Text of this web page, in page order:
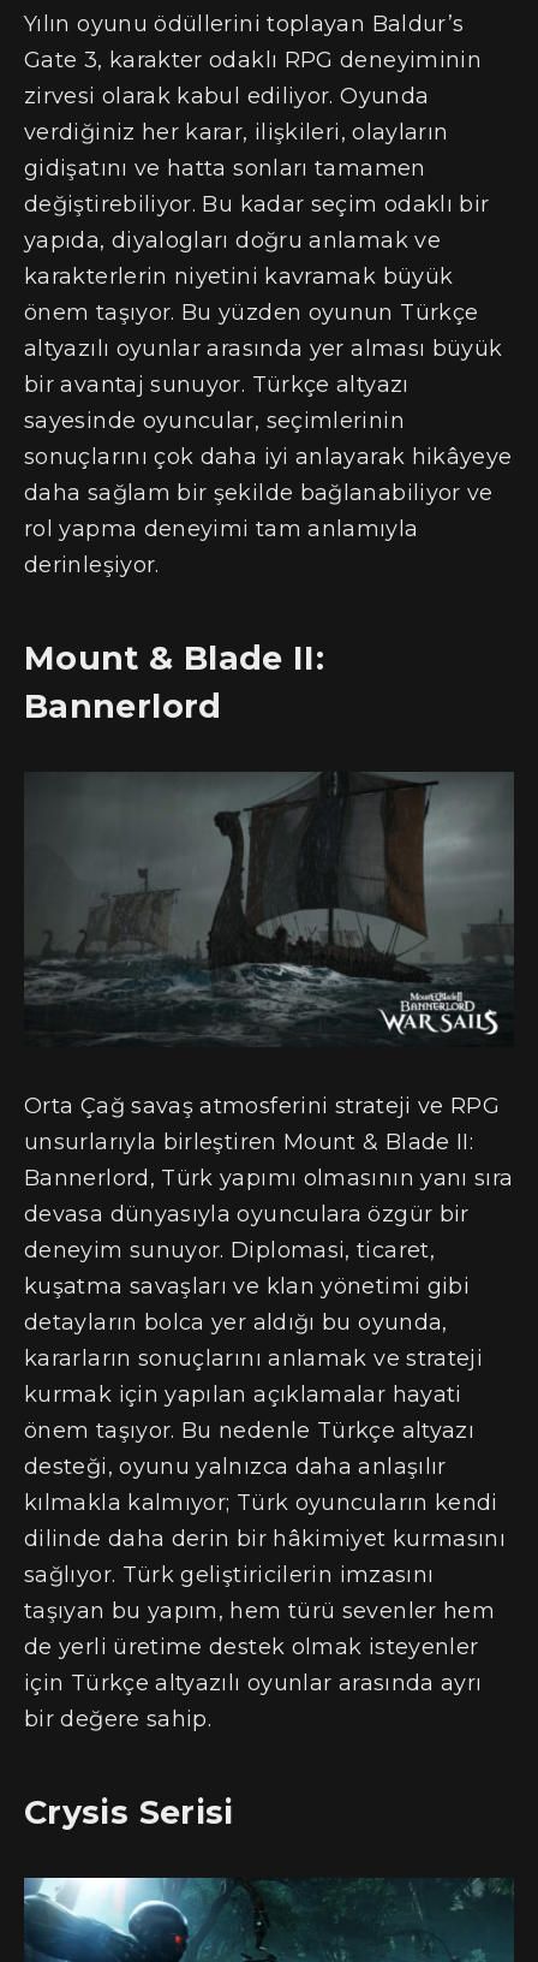
Yılın oyunu ödüllerini toplayan Baldur’s
Gate 3, karakter odaklı RPG deneyiminin
zirvesi olarak kabul ediliyor. Oyunda
verdiğiniz her karar, ilişkileri, olayların
gidişatını ve hatta sonları tamamen
değiştirebiliyor. Bu kadar seçim odaklı bir
yapıda, diyalogları doğru anlamak ve
karakterlerin niyetini kavramak büyük
önem taşıyor. Bu yüzden oyunun Türkçe
altyazılı oyunlar arasında yer alması büyük
bir avantaj sunuyor. Türkçe altyazı
sayesinde oyuncular, seçimlerinin
sonuçlarını çok daha iyi anlayarak hikâyeye
daha sağlam bir şekilde bağlanabiliyor ve
rol yapma deneyimi tam anlamıyla
derinleşiyor.
Mount & Blade II:
Bannerlord
Orta Çağ savaş atmosferini strateji ve RPG
unsurlarıyla birleştiren Mount & Blade II:
Bannerlord, Türk yapımı olmasının yanı sıra
devasa dünyasıyla oyunculara özgür bir
deneyim sunuyor. Diplomasi, ticaret,
kuşatma savaşları ve klan yönetimi gibi
detayların bolca yer aldığı bu oyunda,
kararların sonuçlarını anlamak ve strateji
kurmak için yapılan açıklamalar hayati
önem taşıyor. Bu nedenle Türkçe altyazı
desteği, oyunu yalnızca daha anlaşılır
kılmakla kalmıyor; Türk oyuncuların kendi
dilinde daha derin bir hâkimiyet kurmasını
sağlıyor. Türk geliştiricilerin imzasını
taşıyan bu yapım, hem türü sevenler hem
de yerli üretime destek olmak isteyenler
için Türkçe altyazılı oyunlar arasında ayrı
bir değere sahip.
Crysis Serisi